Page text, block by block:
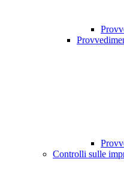
Controlli sulle